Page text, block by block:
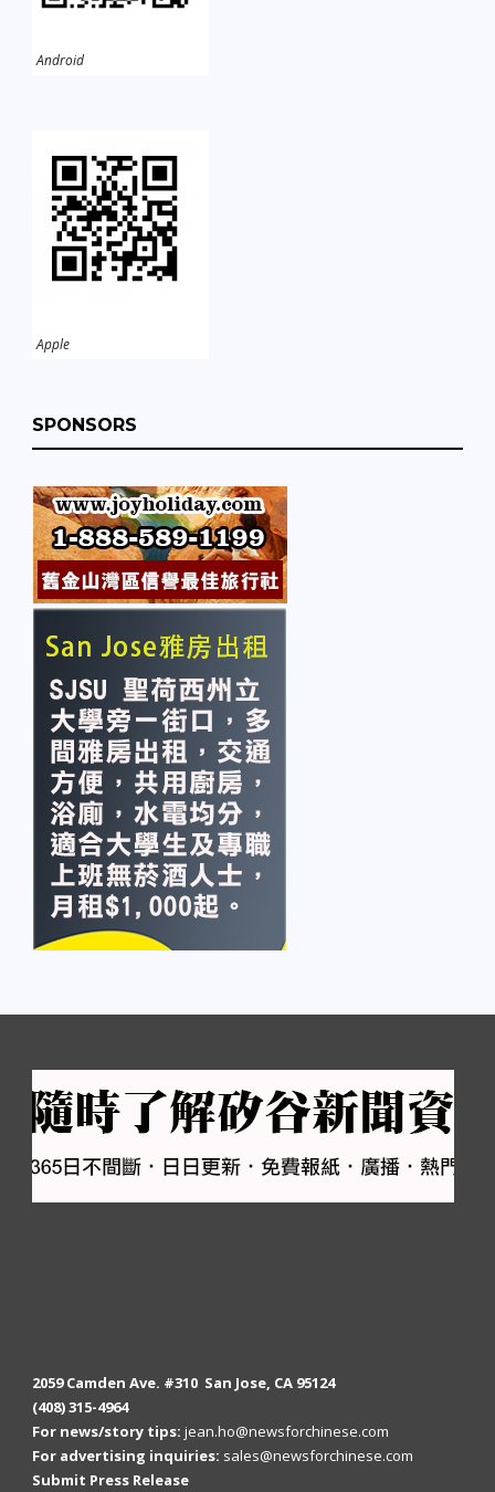
Android
Apple
SPONSORS
2059 Camden Ave. #310 San Jose, CA 95124
(408) 315-4964
For news/story tips: jean.ho@newsforchinese.com
For advertising inquiries: sales@newsforchinese.com
Submit Press Release